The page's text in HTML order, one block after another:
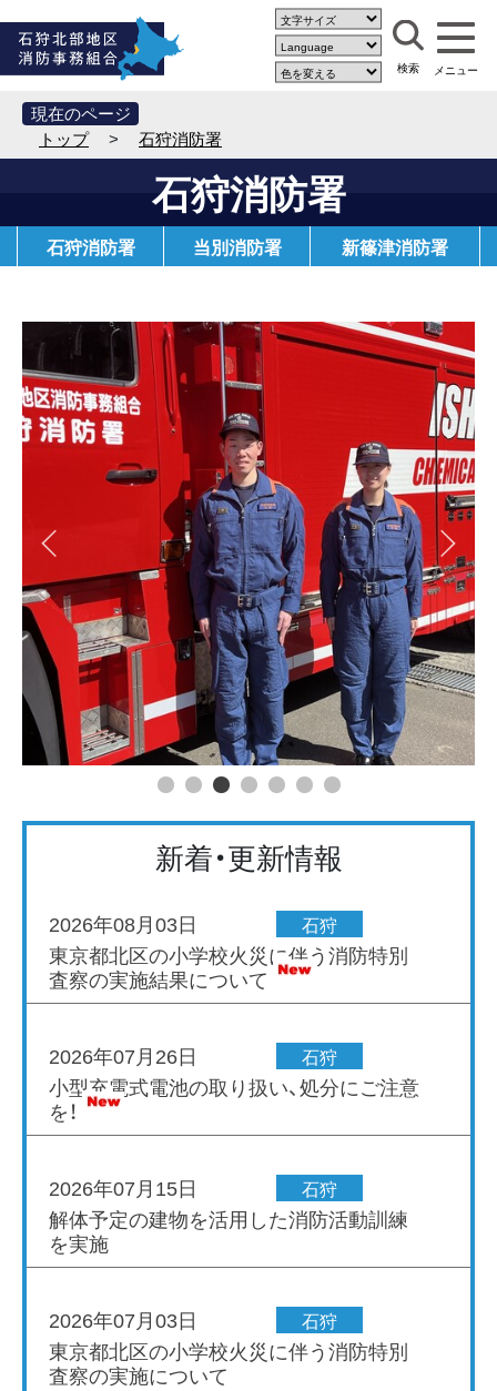
現在のページ
トップ
> 石狩消防署
石狩消防署
石狩消防署 当別消防署 新篠津消防署
新着・更新情報
2026年08月03日 石狩
東京都北区の小学校火災に伴う消防特別
査察の実施結果について
2026年07月26日 石狩
小型充電式電池の取り扱い、処分にご注意
を！
2026年07月15日 石狩
解体予定の建物を活用した消防活動訓練
を実施
2026年07月03日 石狩
東京都北区の小学校火災に伴う消防特別
査察の実施について